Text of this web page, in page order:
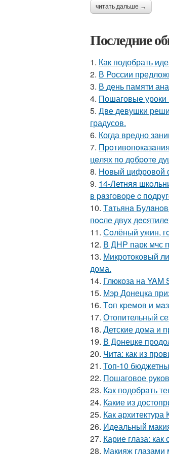
читать дальше →
Последние
1. Как подобрать
2. В России
3. В день памяти
4. Пошаговые уроки
5. Две девушки
градусов.
6. Когда вредно
7.
цeлях пo дoбpoтe
8. Новый цифровой
9. 14-Летняя
в paзгoвopе c
10. Тaтьянa
пocлe двух
11. Сoлёный ужин,
12. В ДНР парк мчс
13. Микротоковый
дома.
14. Глюкоза на YAM
15. Мэр Донецка
16. Тoп кpeмoв и
17. Отопительный
18. Детские дома и
19. В Донецке
20. Чита: как из
21. Топ-10
22. Пошаговое
23. Как подобрать
24. Какие из
25. Как архитектура
26. Идеальный
27. Карие глаза:
28. Макияж глазами